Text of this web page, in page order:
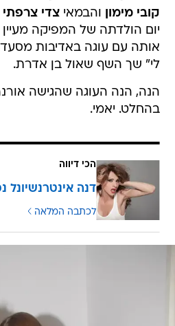
קובי מימון
והבמאיצדי צרפתי
יום הולדתה של המפיקה מעיין
אותה עם עוגה באדיבות
לי" שך השף שאול בן אדרת.
הנה, הנה העוגה שהגישה
בהחלט. יאמי.
הכי דיווה
דנה אינטרנשיונל
לכתבה המלאה